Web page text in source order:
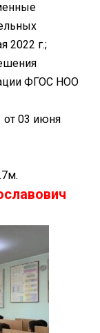
2022 г.;
ФГОС НОО
от 03 июня